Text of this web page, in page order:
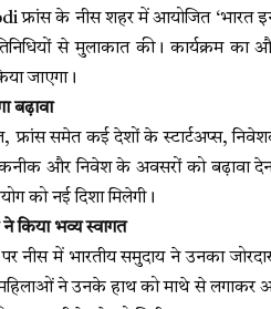
के नीस शहर में आयोजित ‘भारत
से मुलाकात की। कार्यक्रम का
जाएगा।
बढ़ावा
फ्रांस समेत कई देशों के स्टार्टअप्स,
और निवेश के अवसरों को बढ़ावा
को नई दिशा मिलेगी।
किया भव्य स्वागत
पर नीस में भारतीय समुदाय ने उनका
ने उनके हाथ को माथे से लगाकर